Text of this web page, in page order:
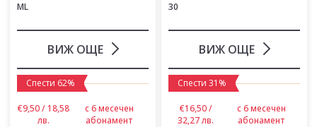
ML
ВИЖ ОЩЕ
Спести 62%
€9,50 / 18,58
лв.
с 6 месечен
абонамент
30
ВИЖ ОЩЕ
Спести 31%
€16,50 /
32,27 лв.
с 6 месечен
абонамент